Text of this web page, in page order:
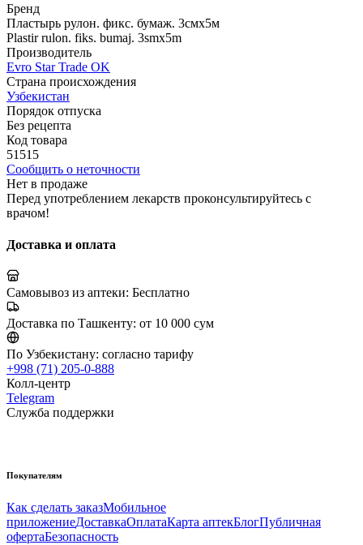
Бренд
Пластырь рулон. фикс. бумаж. 3смх5м
Plastir rulon. fiks. bumaj. 3smx5m
Производитель
Evro Star Trade OK
Страна происхождения
Узбекистан
Порядок отпуска
Без рецепта
Код товара
51515
Сообщить о неточности
Нет в продаже
Перед употреблением лекарств проконсультируйтесь с
врачом!
Доставка и оплата
Самовывоз из аптеки: Бесплатно
Доставка по Ташкенту: от 10 000 сум
По Узбекистану: согласно тарифу
+998 (71) 205-0-888
Колл-центр
Telegram
Служба поддержки
Покупателям
Как сделать заказМобильное
приложениеДоставкаОплатаКарта аптекБлогПубличная
офертаБезопасность